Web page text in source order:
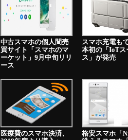
中古スマホの個人間売
買サイト「スマホのマ
ーケット」9月中旬リリ
ース
スマホ充電も
本初の「IoTス
ス」が発売
医療費のスマホ決済、
格安スマホ